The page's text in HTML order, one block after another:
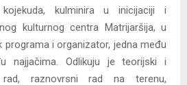
kulminira u inicijaciji i
kulturnog centra Matrijaršija, u
programa i organizator, jedna među
najjačima. Odlikuju je teorijski i
rad, raznovrsni rad na terenu,